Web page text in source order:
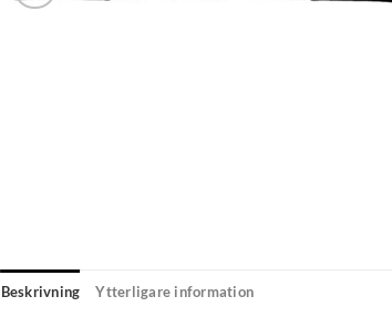
Beskrivning Ytterligare information